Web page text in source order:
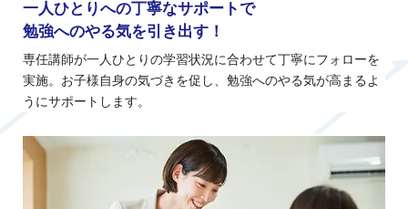
一人ひとりへの丁寧なサポートで
勉強へのやる気を引き出す！
専任講師が一人ひとりの学習状況に合わせて丁寧にフォローを
実施。お子様自身の気づきを促し、勉強へのやる気が高まるよ
うにサポートします。